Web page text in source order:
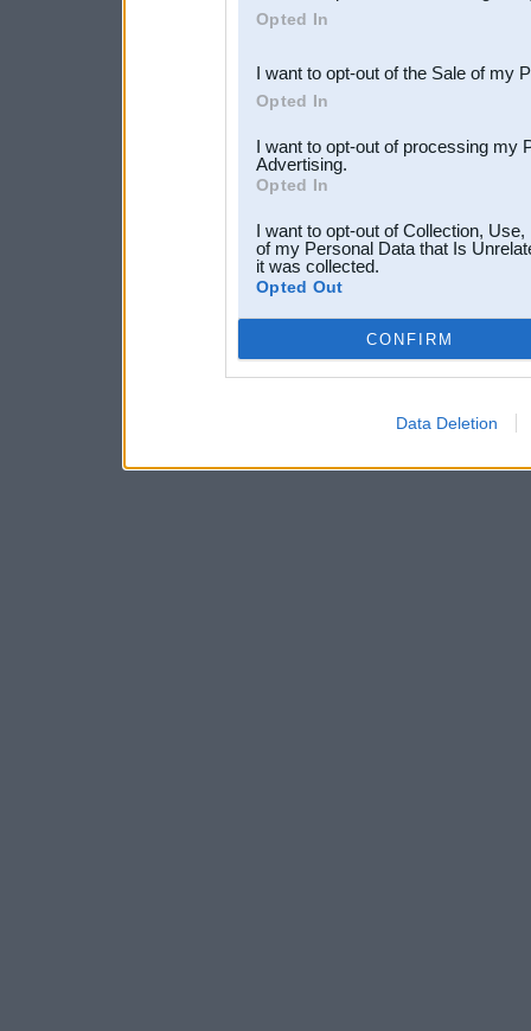
third parties.
Opted In
I want to opt-out of the Sale of my
Opted In
I want to opt-out of processing my
Advertising.
Opted In
I want to opt-out of Collection,
of my Personal Data that Is
it was collected.
Opted Out
CONFIRM
Data Deletion